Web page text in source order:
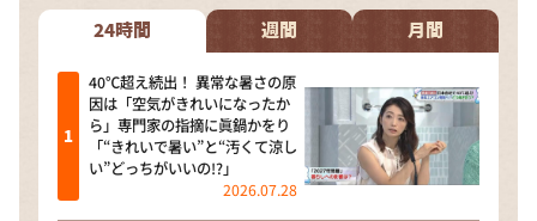
本日はダイアンなり！シーズン２
朝だ！生です旅サラダ
教えて！ニュースライブ 正義のミカタ
ＬＩＦＥ～夢のカタチ～
新婚さんいらっしゃい！
24時間 週間 月間
40℃超え続出！ 異常な暑さの原
因は「空気がきれいになったか
ら」専門家の指摘に眞鍋かをり
「“きれいで暑い”と“汚くて涼し
い”どっちがいいの!?」
2026.07.28